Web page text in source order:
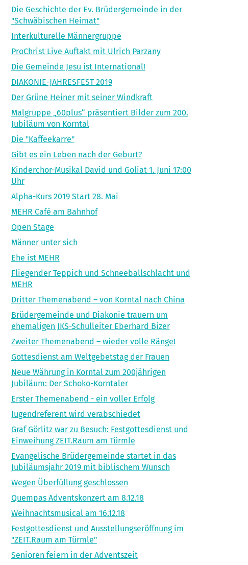
Die Geschichte der Ev. Brüdergemeinde in der
"Schwäbischen Heimat"
Interkulturelle Männergruppe
ProChrist Live Auftakt mit Ulrich Parzany
Die Gemeinde Jesu ist International!
DIAKONIE-JAHRESFEST 2019
Der Grüne Heiner mit seiner Windkraft
Malgruppe „60plus“ präsentiert Bilder zum 200.
Jubiläum von Korntal
Die "Kaffeekarre"
Gibt es ein Leben nach der Geburt?
Kinderchor-Musikal David und Goliat 1. Juni 17:00
Uhr
Alpha-Kurs 2019 Start 28. Mai
MEHR Café am Bahnhof
Open Stage
Männer unter sich
Ehe ist MEHR
Fliegender Teppich und Schneeballschlacht und
MEHR
Dritter Themenabend – von Korntal nach China
Brüdergemeinde und Diakonie trauern um
ehemaligen JKS-Schulleiter Eberhard Bizer
Zweiter Themenabend – wieder volle Ränge!
Gottesdienst am Weltgebetstag der Frauen
Neue Währung in Korntal zum 200jährigen
Jubiläum: Der Schoko-Korntaler
Erster Themenabend - ein voller Erfolg
Jugendreferent wird verabschiedet
Graf Görlitz war zu Besuch: Festgottesdienst und
Einweihung ZEIT.Raum am Türmle
Evangelische Brüdergemeinde startet in das
Jubiläumsjahr 2019 mit biblischem Wunsch
Wegen Überfüllung geschlossen
Quempas Adventskonzert am 8.12.18
Weihnachtsmusical am 16.12.18
Festgottesdienst und Ausstellungseröffnung im
"ZEIT.Raum am Türmle"
Senioren feiern in der Adventszeit